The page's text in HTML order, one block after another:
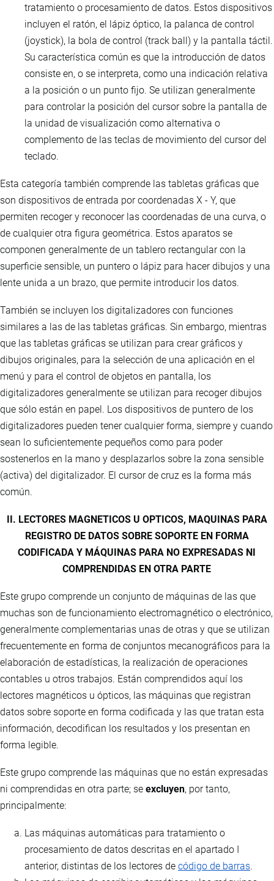
tratamiento o procesamiento de datos. Estos dispositivos
incluyen el ratón, el lápiz óptico, la palanca de control
(joystick), la bola de control (track ball) y la pantalla táctil.
Su característica común es que la introducción de datos
consiste en, o se interpreta, como una indicación relativa
a la posición o un punto fijo. Se utilizan generalmente
para controlar la posición del cursor sobre la pantalla de
la unidad de visualización como alternativa o
complemento de las teclas de movimiento del cursor del
teclado.
Esta categoría también comprende las tabletas gráficas que
son dispositivos de entrada por coordenadas X - Y, que
permiten recoger y reconocer las coordenadas de una curva, o
de cualquier otra figura geométrica. Estos aparatos se
componen generalmente de un tablero rectangular con la
superficie sensible, un puntero o lápiz para hacer dibujos y una
lente unida a un brazo, que permite introducir los datos.
También se incluyen los digitalizadores con funciones
similares a las de las tabletas gráficas. Sin embargo, mientras
que las tabletas gráficas se utilizan para crear gráficos y
dibujos originales, para la selección de una aplicación en el
menú y para el control de objetos en pantalla, los
digitalizadores generalmente se utilizan para recoger dibujos
que sólo están en papel. Los dispositivos de puntero de los
digitalizadores pueden tener cualquier forma, siempre y cuando
sean lo suficientemente pequeños como para poder
sostenerlos en la mano y desplazarlos sobre la zona sensible
(activa) del digitalizador. El cursor de cruz es la forma más
común.
II. LECTORES MAGNETICOS U OPTICOS, MAQUINAS PARA
REGISTRO DE DATOS SOBRE SOPORTE EN FORMA
CODIFICADA Y MÁQUINAS PARA NO EXPRESADAS NI
COMPRENDIDAS EN OTRA PARTE
Este grupo comprende un conjunto de máquinas de las que
muchas son de funcionamiento electromagnético o electrónico,
generalmente complementarias unas de otras y que se utilizan
frecuentemente en forma de conjuntos mecanográficos para la
elaboración de estadísticas, la realización de operaciones
contables u otros trabajos. Están comprendidos aquí los
lectores magnéticos u ópticos, las máquinas que registran
datos sobre soporte en forma codificada y las que tratan esta
información, decodifican los resultados y los presentan en
forma legible.
Este grupo comprende las máquinas que no están expresadas
ni comprendidas en otra parte; se excluyen, por tanto,
principalmente:
Las máquinas automáticas para tratamiento o
procesamiento de datos descritas en el apartado I
anterior, distintas de los lectores de código de barras.